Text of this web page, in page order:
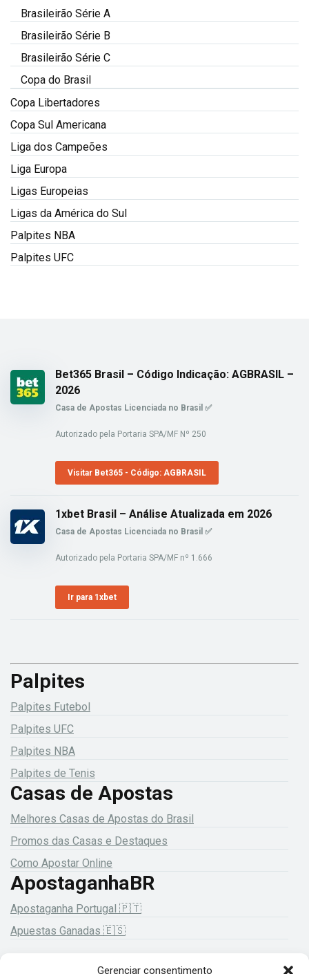
Gerenciar consentimento
Brasileirão Série A
Brasileirão Série B
Brasileirão Série C
Copa do Brasil
Copa Libertadores
Copa Sul Americana
Liga dos Campeões
Liga Europa
Ligas Europeias
Ligas da América do Sul
Palpites NBA
Palpites UFC
Bet365 Brasil – Código Indicação: AGBRASIL –
2026
Casa de Apostas Licenciada no Brasil ✅
Autorizado pela Portaria SPA/MF Nº 250
Visitar Bet365 - Código: AGBRASIL
1xbet Brasil – Análise Atualizada em 2026
Casa de Apostas Licenciada no Brasil ✅
Autorizado pela Portaria SPA/MF nº 1.666
Ir para 1xbet
Palpites
Palpites Futebol
Palpites UFC
Palpites NBA
Palpites de Tenis
Casas de Apostas
Melhores Casas de Apostas do Brasil
Promos das Casas e Destaques
Como Apostar Online
ApostaganhaBR
Apostaganha Portugal 🇵🇹
Apuestas Ganadas 🇪🇸